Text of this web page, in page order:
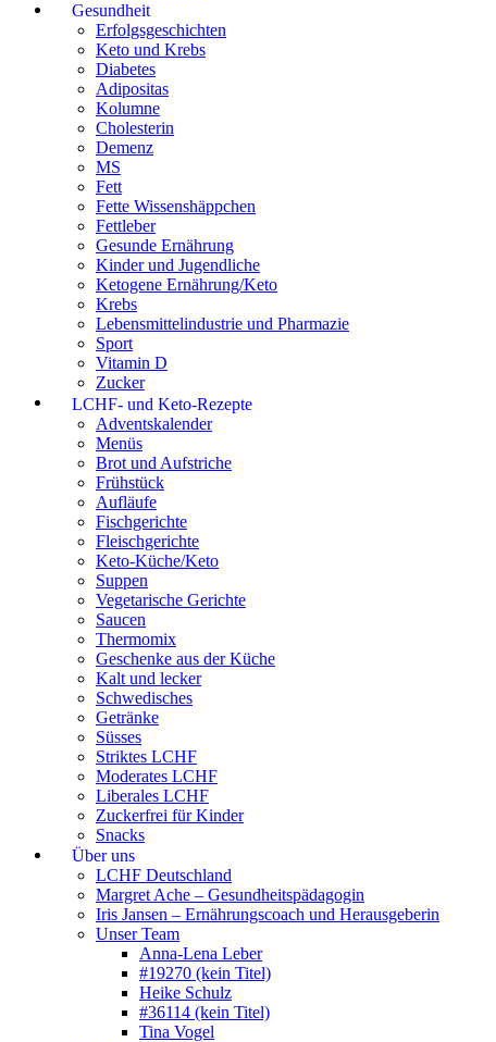
Gesundheit
Erfolgsgeschichten
Keto und Krebs
Diabetes
Adipositas
Kolumne
Cholesterin
Demenz
MS
Fett
Fette Wissenshäppchen
Fettleber
Gesunde Ernährung
Kinder und Jugendliche
Ketogene Ernährung/Keto
Krebs
Lebensmittelindustrie und Pharmazie
Sport
Vitamin D
Zucker
LCHF- und Keto-Rezepte
Adventskalender
Menüs
Brot und Aufstriche
Frühstück
Aufläufe
Fischgerichte
Fleischgerichte
Keto-Küche/Keto
Suppen
Vegetarische Gerichte
Saucen
Thermomix
Geschenke aus der Küche
Kalt und lecker
Schwedisches
Getränke
Süsses
Striktes LCHF
Moderates LCHF
Liberales LCHF
Zuckerfrei für Kinder
Snacks
Über uns
LCHF Deutschland
Margret Ache – Gesundheitspädagogin
Iris Jansen – Ernährungscoach und Herausgeberin
Unser Team
Anna-Lena Leber
#19270 (kein Titel)
Heike Schulz
#36114 (kein Titel)
Tina Vogel